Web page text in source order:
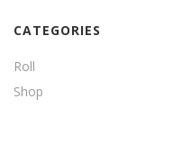
CATEGORIES
Roll
Shop